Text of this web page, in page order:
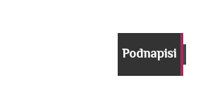
Podnapisi